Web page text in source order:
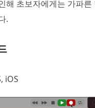
해 초보자에게는 가파른
.
iOS